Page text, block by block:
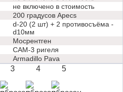
не включено в стоимость
200 градусов Apecs
d-20 (2 шт) + 2 противосъёма -
d10мм
Мосрентген
САМ-3 ригеля
Аrmadillo Pava
3 4 5